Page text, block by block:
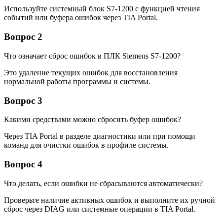
Используйте системный блок S7-1200 с функцией чтения
событий или буфера ошибок через TIA Portal.
Вопрос 2
Что означает сброс ошибок в ПЛК Siemens S7-1200?
Это удаление текущих ошибок для восстановления
нормальной работы программы и системы.
Вопрос 3
Какими средствами можно сбросить буфер ошибок?
Через TIA Portal в разделе диагностики или при помощи
команд для очистки ошибок в профиле системы.
Вопрос 4
Что делать, если ошибки не сбрасываются автоматически?
Проверьте наличие активных ошибок и выполните их ручной
сброс через DIAG или системные операции в TIA Portal.